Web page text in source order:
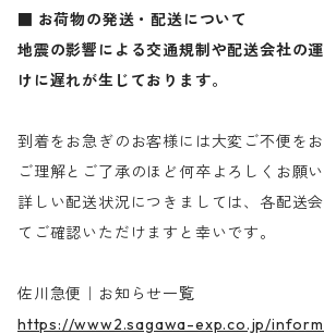
■ お荷物の発送・配送について
地震の影響による交通規制や配送会社の
けに遅れが生じております。
到着をお急ぎのお客様には大変ご不便をお
ご理解とご了承のほど何卒よろしくお願い
詳しい配送状況につきましては、各配送
てご確認いただけますと幸いです。
佐川急便｜お知らせ一覧
https://www2.sagawa-exp.co.jp/